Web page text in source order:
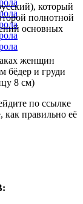
который
полнотной
основных
женщин
бёдер и груди
8 см)
по ссылке
как правильно её